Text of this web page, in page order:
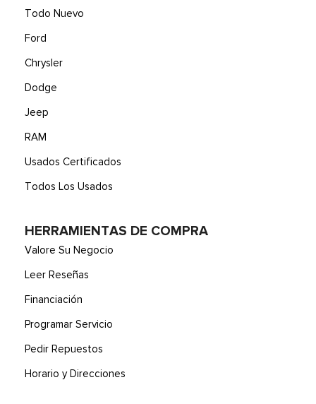
Todo Nuevo
Ford
Chrysler
Dodge
Jeep
RAM
Usados Certificados
Todos Los Usados
HERRAMIENTAS DE COMPRA
Valore Su Negocio
Leer Reseñas
Financiación
Programar Servicio
Pedir Repuestos
Horario y Direcciones